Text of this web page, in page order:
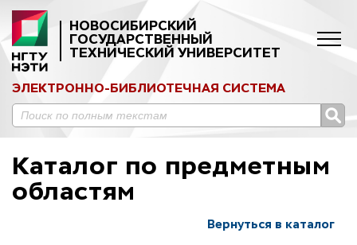
НОВОСИБИРСКИЙ
ГОСУДАРСТВЕННЫЙ
ТЕХНИЧЕСКИЙ УНИВЕРСИТЕТ
ЭЛЕКТРОННО-БИБЛИОТЕЧНАЯ СИСТЕМА
Каталог по предметным
областям
Вернуться в каталог